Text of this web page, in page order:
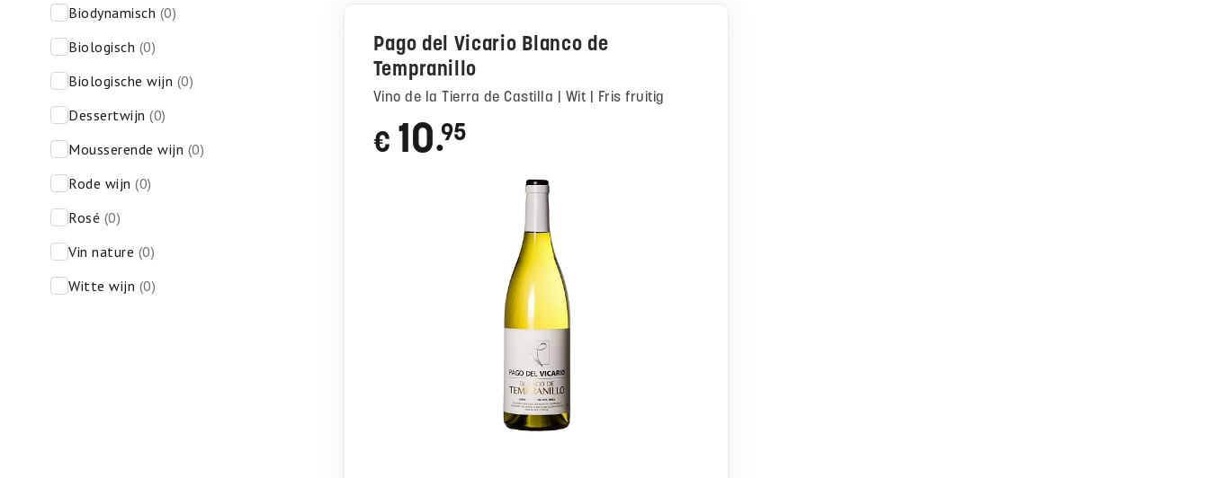
biodynamisch (0)
biologisch (0)
biologische wijn (0)
dessertwijn (0)
mousserende wijn (0)
rode wijn (0)
rosé (0)
vin nature (0)
witte wijn (0)
Pago del Vicario Blanco de
Tempranillo
Vino de la Tierra de Castilla | Wit | Fris fruitig
€ 10 ●
95